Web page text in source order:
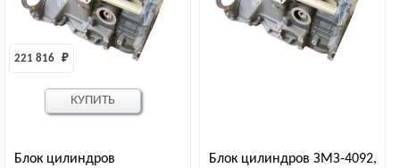
Блок цилиндров
221 816 ₽
КУПИТЬ
Блок цилиндров ЗМЗ-4092,